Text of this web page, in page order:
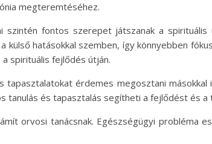
megteremtéséhez.
szintén fontos szerepet játszanak a
külső hatásokkal szemben, így könnyebben
spirituális fejlődés útján.
tapasztalatokat érdemes megosztani
tanulás és tapasztalás segítheti a fejlődést és
orvosi tanácsnak. Egészségügyi probléma